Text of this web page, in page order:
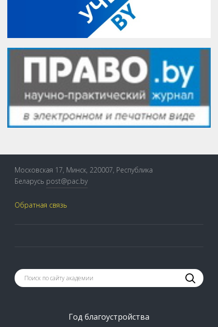
Московская 17, Минск, 220007, Республика
Беларусь post@pac.by
Обратная связь
Год благоустройства